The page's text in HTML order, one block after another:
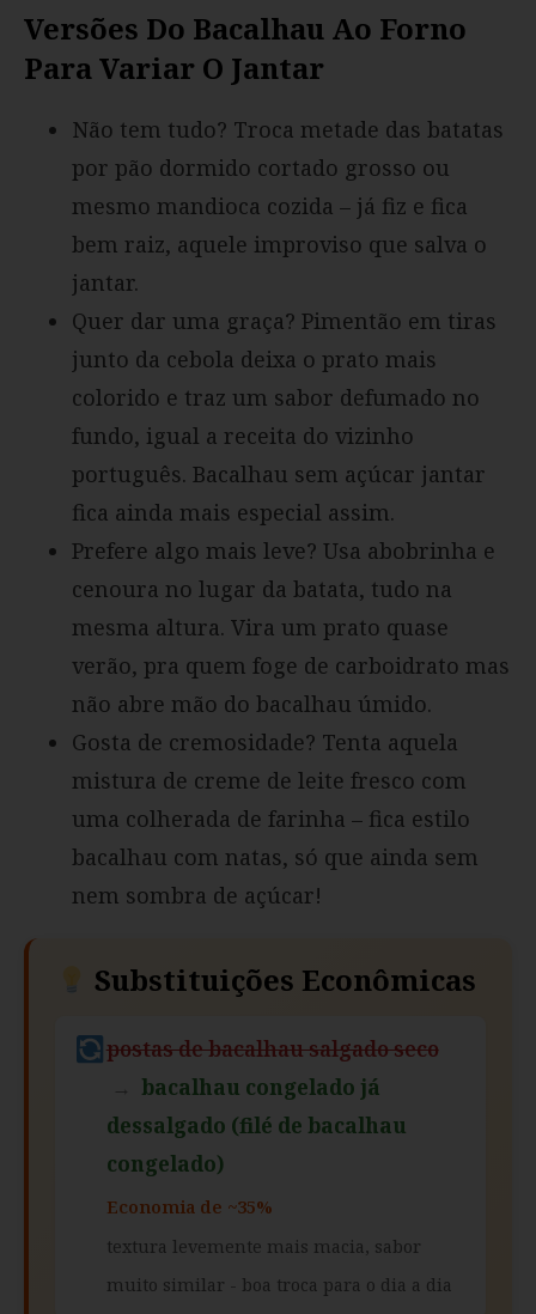
Versões Do Bacalhau Ao Forno
Para Variar O Jantar
Não tem tudo? Troca metade das batatas
por pão dormido cortado grosso ou
mesmo mandioca cozida – já fiz e fica
bem raiz, aquele improviso que salva o
jantar.
Quer dar uma graça? Pimentão em tiras
junto da cebola deixa o prato mais
colorido e traz um sabor defumado no
fundo, igual a receita do vizinho
português. Bacalhau sem açúcar jantar
fica ainda mais especial assim.
Prefere algo mais leve? Usa abobrinha e
cenoura no lugar da batata, tudo na
mesma altura. Vira um prato quase
verão, pra quem foge de carboidrato mas
não abre mão do bacalhau úmido.
Gosta de cremosidade? Tenta aquela
mistura de creme de leite fresco com
uma colherada de farinha – fica estilo
bacalhau com natas, só que ainda sem
nem sombra de açúcar!
Substituições Econômicas
postas de bacalhau salgado seco
→ bacalhau congelado já
dessalgado (filé de bacalhau
congelado)
Economia de ~35%
textura levemente mais macia, sabor
muito similar - boa troca para o dia a dia